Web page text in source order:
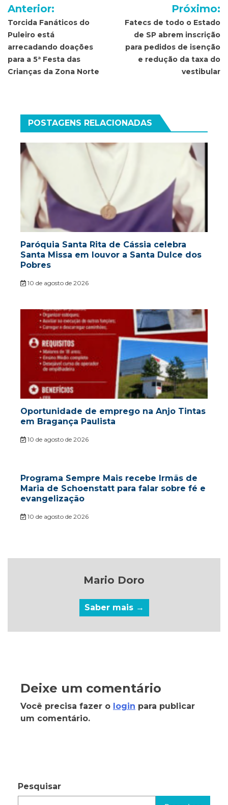
de
Post
Anterior:
Torcida Fanáticos do
Puleiro está
arrecadando doações
para a 5ª Festa das
Crianças da Zona Norte
Próximo:
Fatecs de todo o Estado
de SP abrem inscrição
para pedidos de isenção
e redução da taxa do
vestibular
POSTAGENS RELACIONADAS
Paróquia Santa Rita de Cássia celebra
Santa Missa em louvor a Santa Dulce dos
Pobres
10 de agosto de 2026
Oportunidade de emprego na Anjo Tintas
em Bragança Paulista
10 de agosto de 2026
Programa Sempre Mais recebe Irmãs de
Maria de Schoenstatt para falar sobre fé e
evangelização
10 de agosto de 2026
Mario Doro
Saber mais →
Deixe um comentário
Você precisa fazer o login para publicar
um comentário.
Pesquisar